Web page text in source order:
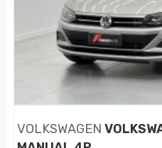
VOLKSWAGEN